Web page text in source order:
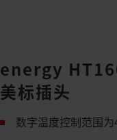
energy
美标插头
数字温度控制范围为